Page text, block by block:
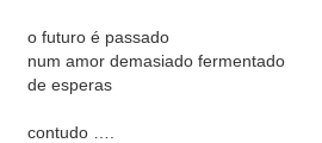
o futuro é passado
num amor demasiado fermentado
de esperas
contudo ….